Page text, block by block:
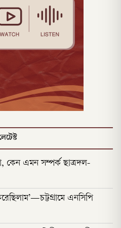
কেন এমন সম্পর্ক ছাত্রদল-
এনসিপি